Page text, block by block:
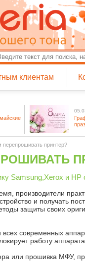
клиентам
перепрошивать принтер?
Samsung,Xerox и HP
производители
и получать
защиты своих
всех современных
работу
или прошивка МФУ,